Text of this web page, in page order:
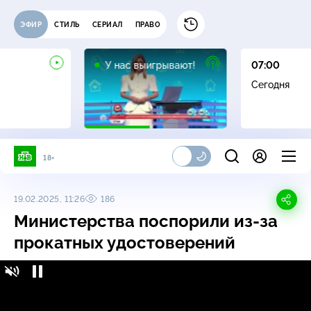
ЭФИР СТИЛЬ СЕРИАЛ ПРАВО
У нас выигрывают!
12+
07:00
Сегодня
18+
19.02.2025, 11:26 186
Министерства поспорили из-за
прокатных удостоверений